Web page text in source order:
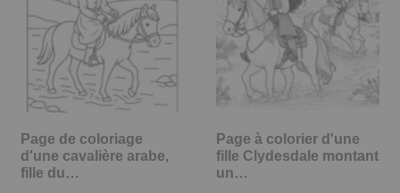
Page de coloriage
d'une cavalière arabe,
fille du…
Page à colorier d'une
fille Clydesdale montant
un…